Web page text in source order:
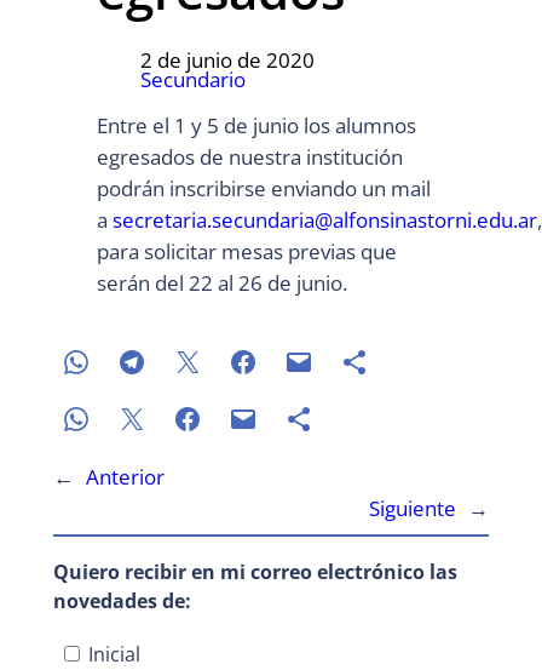
2 de junio de 2020
Secundario
Entre el 1 y 5 de junio los alumnos
egresados de nuestra institución
podrán inscribirse enviando un mail
a secretaria.secundaria@alfonsinastorni.edu.ar,
para solicitar mesas previas que
serán del 22 al 26 de junio.
← Anterior
Siguiente
→
Quiero recibir en mi correo electrónico las
novedades de:
Inicial